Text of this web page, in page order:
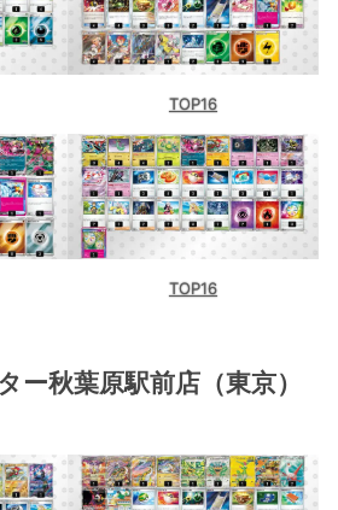
TOP16
TOP16
ー秋葉原駅前店（東京）